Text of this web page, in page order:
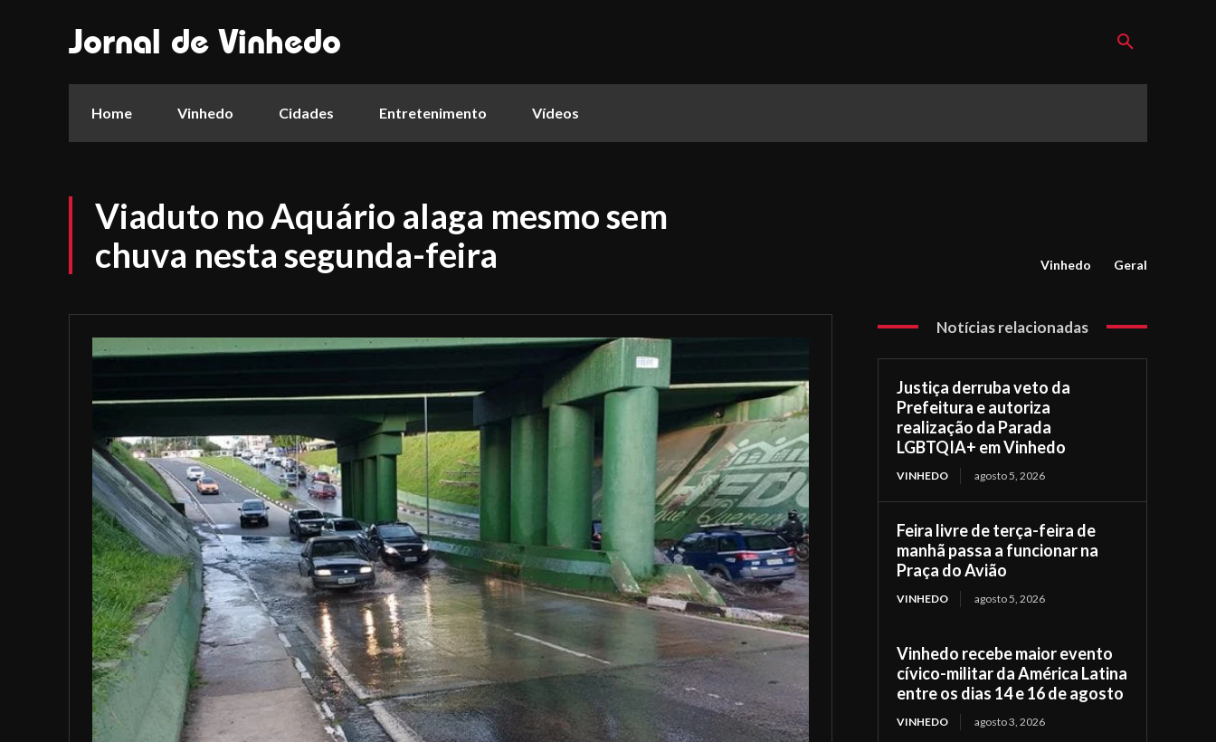
Jornal de Vinhedo
Home Vinhedo Cidades Entretenimento Vídeos
Viaduto no Aquário alaga mesmo sem
chuva nesta segunda-feira
Vinhedo Geral
Notícias relacionadas
Justiça derruba veto da
Prefeitura e autoriza
realização da Parada
LGBTQIA+ em Vinhedo
VINHEDO agosto 5, 2026
Feira livre de terça-feira de
manhã passa a funcionar na
Praça do Avião
VINHEDO agosto 5, 2026
Vinhedo recebe maior evento
cívico-militar da América Latina
entre os dias 14 e 16 de agosto
VINHEDO agosto 3, 2026